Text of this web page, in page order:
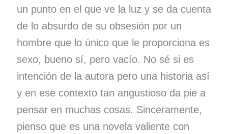
un punto en el que ve la luz y se da cuenta
de lo absurdo de su obsesión por un
hombre que lo único que le proporciona es
sexo, bueno sí, pero vacío. No sé si es
intención de la autora pero una historia así
y en ese contexto tan angustioso da pie a
pensar en muchas cosas. Sinceramente,
pienso que es una novela valiente con